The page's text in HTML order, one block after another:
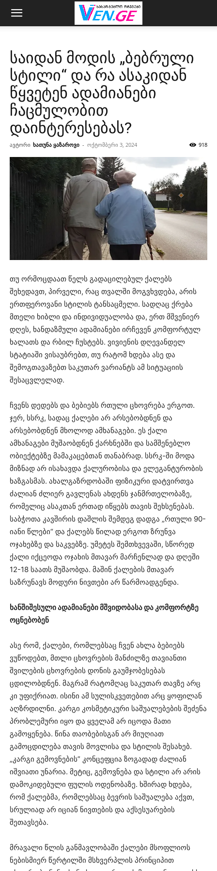
საიდან მოდის „ბებრული
სტილი“ და რა ასაკიდან
წყვეტენ ადამიანები
ჩაცმულობით
დაინტერესებას?
ავტორი ხათუნა ყაზაროვი - ოქტომბერი 3, 2024 918
თუ ორმოცდაათ წელს გადაცილებულ ქალებს
შეხედავთ, პირველი, რაც თვალში მოგვხვდება, არის
ერთფეროვანი სტილის ტანსაცმელი. სადღაც ქრება
მთელი ხიბლი და ინდივიდუალობა და, ერთ მშვენიერ
დღეს, ხანდაზმული ადამიანები ირჩევენ კომფორტულ
ხალათს და რბილ ჩუსტებს. ვივიენის დღევანდელ
სტატიაში ვისაუბრებთ, თუ რატომ ხდება ასე და
შემოგთავაზებთ საკუთარ ვარიანტს ამ სიტუაციის
შესაცვლელად.
ჩვენს დედებს და ბებიებს რთული ცხოვრება ერგოთ.
ჯერ, სსრკ, სადაც ქალები არ არსებობდნენ და
არსებობდნენ მხოლოდ ამხანაგები. ეს ქალი
ამხანაგები მუშაობდნენ ქარხნებში და სამშენებლო
ობიექტებზე მამაკაცებთან თანაბრად. სსრკ-ში მოდა
მიზნად არ ისახავდა ქალურობისა და ელეგანტურობის
ხაზგასმას. ახალგაზრდობაში ფიზიკური დატვირთვა
ძალიან ძლიერ გავლენას ახდენს ჯანმრთელობაზე,
რომელიც ასაკთან ერთად იწყებს თავის შეხსენებას.
საბჭოთა კავშირის დაშლის შემდეგ დადგა „რთული 90-
იანი წლები“ და ქალებს წილად ერგოთ ზრუნვა
ოჯახებზე და საკვებზე. უმეტეს შემთხვევაში, სწორედ
ქალი იქცეოდა ოჯახის მთავარ მარჩენლად და დღეში
12-18 საათს მუშაობდა. მაშინ ქალების მთავარ
საზრუნავს მოდური ნივთები არ წარმოადგენდა.
ხანშიშესული ადამიანები მშვიდობასა და კომფორტზე
ოცნებობენ
ასე რომ, ქალები, რომლებსაც ჩვენ ახლა ბებიებს
ვუწოდებთ, მთლი ცხოვრების მანძილზე თავიანთი
შვილების ცხოვრების დონის გაუმჯობესებას
ცდილობდნენ. მაგრამ რატომღაც საკუთარ თავზე არც
კი უფიქრიათ. ისინი ამ სულისკვეთებით არც ყოფილან
აღზრდილნი. კარგი კოსმეტიკური საშუალებების შეძენა
პრობლემური იყო და ყველამ არ იცოდა მათი
გამოყენება. წინა თაობებისგან არ მიუღიათ
გამოცდილება თავის მოვლისა და სტილის შესახებ.
„კარგი გემოვნების” კონცეფცია ზოგადად ძალიან
იშვიათი უნარია. მეტიც, გემოვნება და სტილი არ არის
დამოკიდებული ფულის ოდენობაზე. ხშირად ხდება,
რომ ქალებმა, რომლებსაც ბევრის საშუალება აქვთ,
სრულიად არ იციან ნივთების და აქსესუარების
შეთავსება.
მრავალი წლის განმავლობაში ქალები მსოფლიოს
ნებისმიერ წერტილში მსხვერპლის პრინციპით